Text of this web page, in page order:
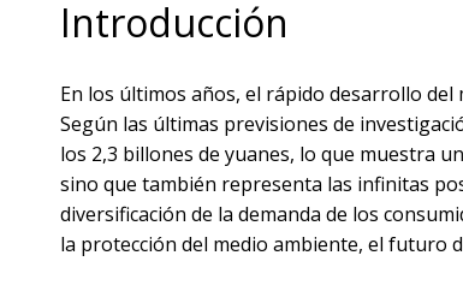
Introducción
En los últimos años, el rápido desarrollo
Según las últimas previsiones de
los 2,3 billones de yuanes, lo que muestra
sino que también representa las infinitas
diversificación de la demanda de los
la protección del medio ambiente, el futuro